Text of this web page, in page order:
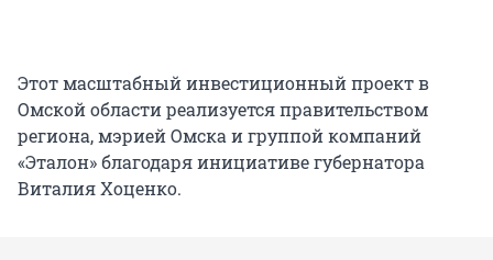
Этот масштабный инвестиционный проект в
Омской области реализуется правительством
региона, мэрией Омска и группой компаний
«Эталон» благодаря инициативе губернатора
Виталия Хоценко.